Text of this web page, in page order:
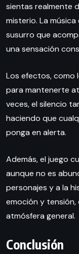
sientas realmente
misterio. La
susurro que
una sensación
Los efectos, como
para mantenerte
veces, el silencio
haciendo que
ponga en alerta.
Además, el juego
aunque no es
personajes y a la
emoción y tensión,
atmósfera general.
Conclusión